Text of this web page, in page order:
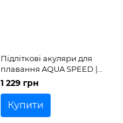
Підліткові акуляри для
плавання AQUA SPEED |
232-51
1 229 грн
Купити